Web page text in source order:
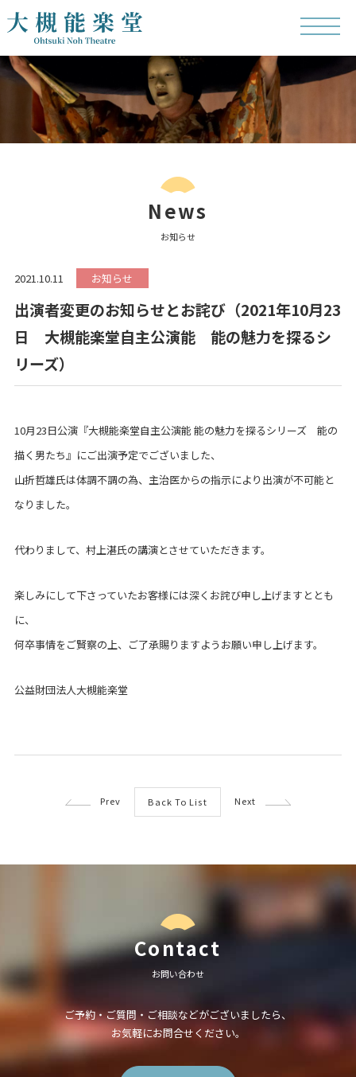
News
お知らせ
2021.10.11 お知らせ
出演者変更のお知らせとお詫び（2021年10月23
日 大槻能楽堂自主公演能 能の魅力を探るシ
リーズ）
10月23日公演『大槻能楽堂自主公演能 能の魅力を探るシリーズ 能の
描く男たち』にご出演予定でございました、
山折哲雄氏は体調不調の為、主治医からの指示により出演が不可能と
なりました。
代わりまして、村上湛氏の講演とさせていただきます。
楽しみにして下さっていたお客様には深くお詫び申し上げますととも
に、
何卒事情をご賢察の上、ご了承賜りますようお願い申し上げます。
公益財団法人大槻能楽堂
Prev Back To List Next
Contact
お問い合わせ
ご予約・ご質問・ご相談などがございましたら、
お気軽にお問合せください。